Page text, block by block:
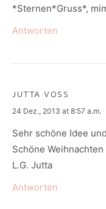
*Sternen*Gruss*,
Antworten
JUTTA VOSS
says:
24 Dez., 2013 at 8:57 a.m.
Sehr schöne Idee
Schöne
L.G. Jutta
Antworten